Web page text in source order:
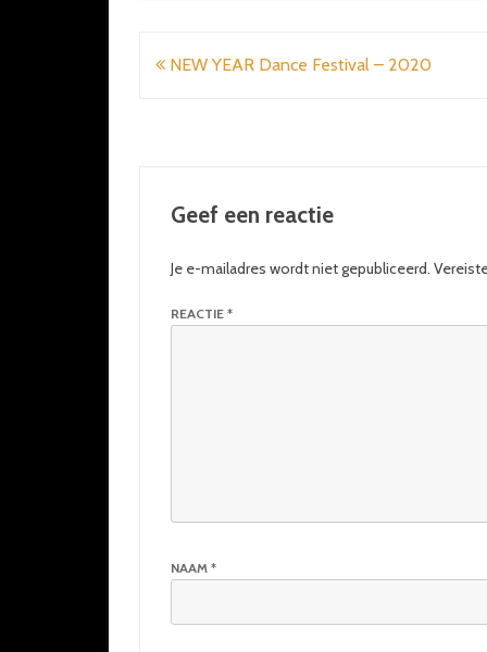
Bericht
NEW YEAR Dance Festival – 2020
Geef een reactie
Je e-mailadres wordt niet gepubliceerd.
REACTIE *
NAAM *